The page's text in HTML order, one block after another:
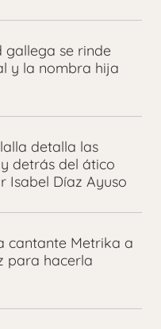
gallega se rinde
y la nombra hija
detalla las
detrás del ático
Isabel Díaz Ayuso
cantante Metrika a
para hacerla